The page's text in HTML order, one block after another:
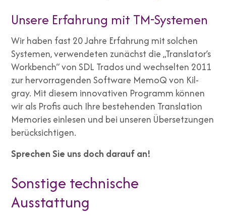
Unsere Erfahrung mit TM-Systemen
Wir haben fast 20 Jah­re Erfah­rung mit sol­chen
Sys­te­men, ver­wen­de­ten zunächst die „Translator’s
Work­bench“ von SDL Tra­dos und wech­sel­ten 2011
zur her­vor­ra­gen­den Soft­ware MemoQ von Kil­
gray. Mit die­sem inno­va­ti­ven Pro­gramm kön­nen
wir als Pro­fis auch Ihre bestehen­den Trans­la­ti­on
Memo­ries ein­le­sen und bei unse­ren Über­set­zun­gen
berück­sich­ti­gen.
Spre­chen Sie uns doch dar­auf an!
Sonstige technische
Ausstattung